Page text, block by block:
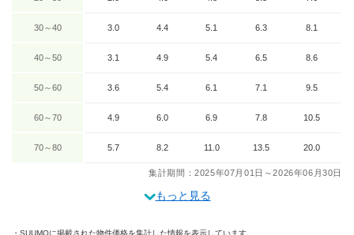
30～40 3.0 4.4 5.1 6.3 8.1
40～50 3.1 4.9 5.4 6.5 8.6
50～60 3.6 5.4 6.1 7.1 9.5
60～70 4.9 6.0 6.9 7.8 10.5
70～80 5.7 8.2 11.0 13.5 20.0
集計期間：2025年07月01日～2026年06月30日
もっと見る
SUUMOに掲載された物件価格を集計した情報を表示しています。